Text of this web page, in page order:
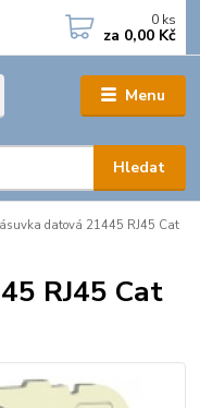
Menu
Hledat
0 ks
za 0,00 Kč
datová 21445 RJ45 Cat
RJ45 Cat